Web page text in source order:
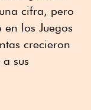
cifra, pero
los Juegos
crecieron
sus